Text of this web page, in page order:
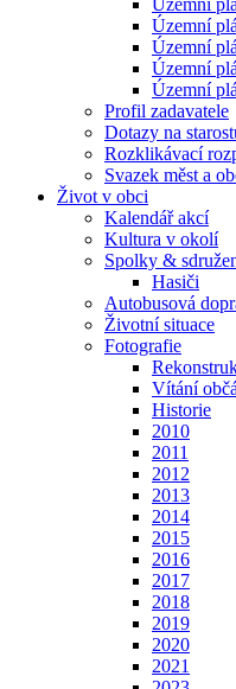
Územní
Územní
Územní
Územní
Územní
Profil zadavatele
Dotazy na
Rozklikávací
Svazek měst a
Život v obci
Kalendář akcí
Kultura v okolí
Spolky &
Hasiči
Autobusová
Životní situace
Fotografie
Vítání
Historie
2010
2011
2012
2013
2014
2015
2016
2017
2018
2019
2020
2021